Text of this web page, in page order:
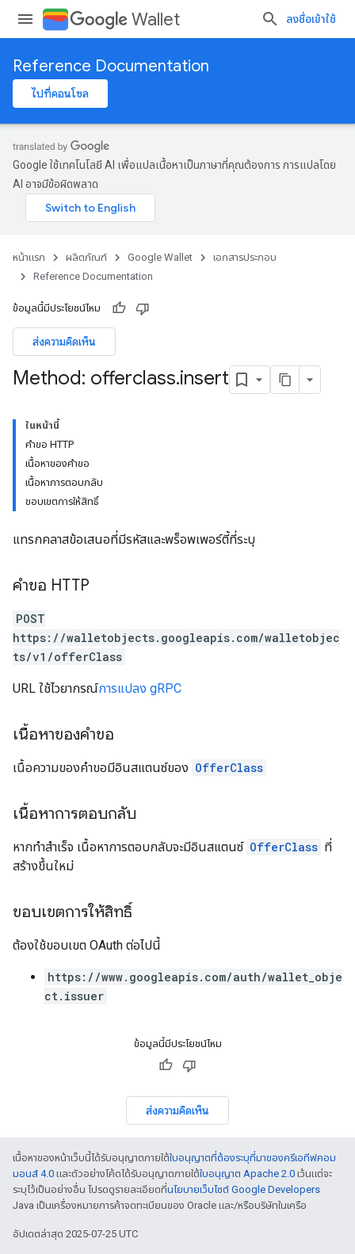
Wallet ลงชื่อเข้าใช้
Reference Documentation
ไปที่คอนโซล
Google ใช้เทคโนโลยี AI เพื่อแปลเนื้อหาเป็นภาษาที่คุณต้องการ การแปลโดย
AI อาจมีข้อผิดพลาด
หน้าแรก ผลิตภัณฑ์ Google Wallet
เอกสารประกอบ
Reference Documentation
ข้อมูลนี้มีประโยชน์ไหม
ส่งความคิดเห็น
Method: offerclass.insert
ในหน้านี้
คำขอ HTTP
เนื้อหาของคำขอ
เนื้อหาการตอบกลับ
ขอบเขตการให้สิทธิ์
แทรกคลาสข้อเสนอที่มีรหัสและพร็อพเพอร์ตี้ที่ระบุ
คำขอ HTTP
POST
https://walletobjects.googleapis.com/walletobjec
ts/v1/offerClass
URL ใช้ไวยากรณ์การแปลง gRPC
เนื้อหาของคำขอ
เนื้อความของคำขอมีอินสแตนซ์ของ OfferClass
เนื้อหาการตอบกลับ
หากทำสำเร็จ เนื้อหาการตอบกลับจะมีอินสแตนซ์ OfferClass ที่
สร้างขึ้นใหม่
ขอบเขตการให้สิทธิ์
ต้องใช้ขอบเขต OAuth ต่อไปนี้
https://www.googleapis.com/auth/wallet_obje
ct.issuer
ข้อมูลนี้มีประโยชน์ไหม
ส่งความคิดเห็น
เนื้อหาของหน้าเว็บนี้ได้รับอนุญาตภายใต้ใบอนุญาตที่ต้องระบุที่มาของครีเอทีฟคอม
มอนส์ 4.0 และตัวอย่างโค้ดได้รับอนุญาตภายใต้ใบอนุญาต Apache 2.0 เว้นแต่จะ
ระบุไว้เป็นอย่างอื่น โปรดดูรายละเอียดที่นโยบายเว็บไซต์ Google Developers
Java เป็นเครื่องหมายการค้าจดทะเบียนของ Oracle และ/หรือบริษัทในเครือ
อัปเดตล่าสุด 2025-07-25 UTC